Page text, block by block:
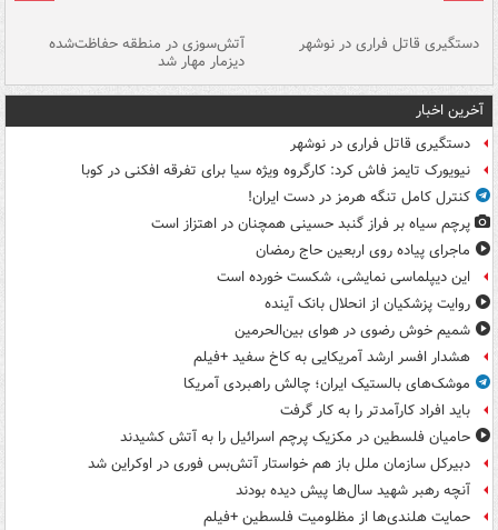
دستگیری قاتل فراری در نوشهر آتش‌سوزی در منطقه حفاظت‌شده
دیزمار مهار شد
آخرین اخبار
دستگیری قاتل فراری در نوشهر
نیویورک تایمز فاش کرد: کارگروه ویژه سیا برای تفرقه افکنی در کوبا
کنترل کامل تنگه هرمز در دست ایران!
پرچم سیاه بر فراز گنبد حسینی همچنان در اهتزاز است
ماجرای پیاده روی اربعین حاج رمضان
این دیپلماسی نمایشی، شکست خورده است
روایت پزشکیان از انحلال بانک آینده
شمیم خوش رضوی در هوای بین‌الحرمین
هشدار افسر ارشد آمریکایی به کاخ سفید +فیلم
موشک‌های بالستیک ایران؛ چالش راهبردی آمریکا
باید افراد کارآمدتر را به کار گرفت
حامیان فلسطین در مکزیک پرچم اسرائیل را به آتش کشیدند
دبیرکل سازمان ملل باز هم خواستار آتش‌بس فوری در اوکراین شد
آنچه رهبر شهید سال‌ها پیش دیده بودند
حمایت هلندی‌ها از مظلومیت فلسطین +فیلم